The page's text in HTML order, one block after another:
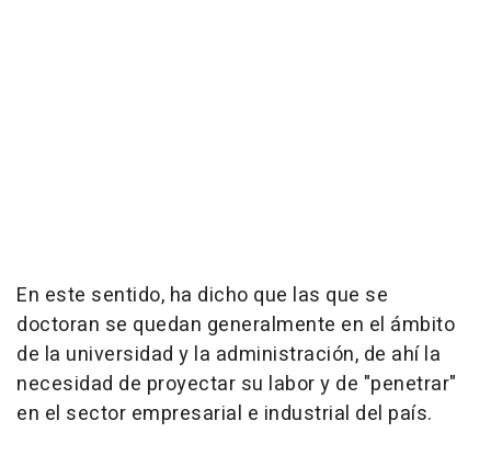
En este sentido, ha dicho que las que se
doctoran se quedan generalmente en el ámbito
de la universidad y la administración, de ahí la
necesidad de proyectar su labor y de "penetrar"
en el sector empresarial e industrial del país.